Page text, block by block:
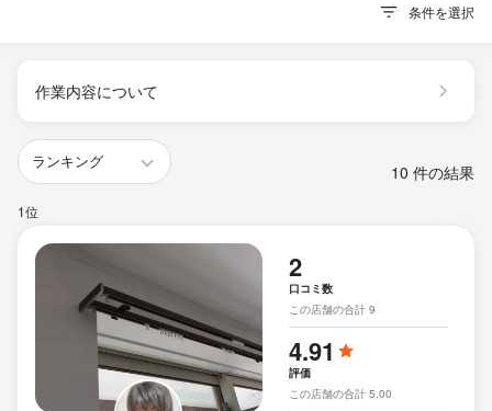
条件を選択
作業内容について
10 件の結果
1位
2
口コミ数
この店舗の合計 9
4.91
評価
この店舗の合計 5.00